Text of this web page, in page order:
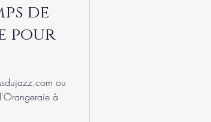
de
pour
ou
à